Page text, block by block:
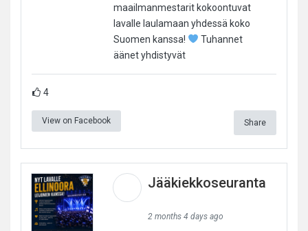
maailmanmestarit kokoontuvat
lavalle laulamaan yhdessä koko
Suomen kanssa!
Tuhannet
äänet yhdistyvät
4
View on Facebook Share
Jääkiekkoseuranta
2 months 4 days ago